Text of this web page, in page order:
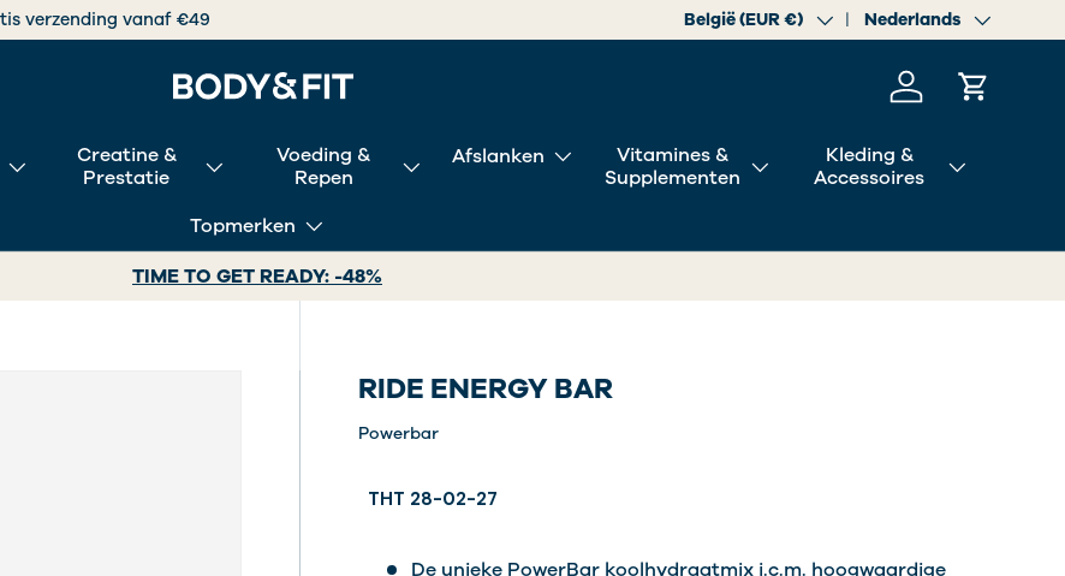
Land/Regio
België (EUR €) Taal Nederlands
Inloggen
Creatine &
Prestatie
Voeding &
Repen
Afslanken
Vitamines &
Supplementen
Kleding &
Accessoires
Topmerken
TIME TO GET READY: -48%
RIDE ENERGY BAR
Powerbar
THT 28-02-27
De unieke PowerBar koolhydraatmix i.c.m. hoogwaardige